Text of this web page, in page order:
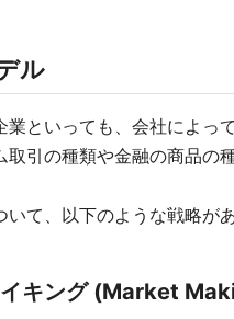
ル
業といっても、会社によっ
取引の種類や金融の商品の
いて、以下のような戦略が
キング (Market